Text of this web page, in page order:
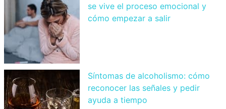
se vive el proceso emocional y
cómo empezar a salir
Síntomas de alcoholismo: cómo
reconocer las señales y pedir
ayuda a tiempo